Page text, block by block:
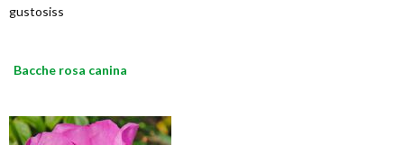
gustosiss
Bacche rosa canina